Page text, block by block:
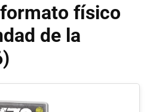
físico
de la